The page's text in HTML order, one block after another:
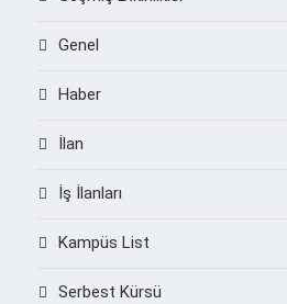
Genel
Haber
İlan
İş İlanları
Kampüs List
Serbest Kürsü